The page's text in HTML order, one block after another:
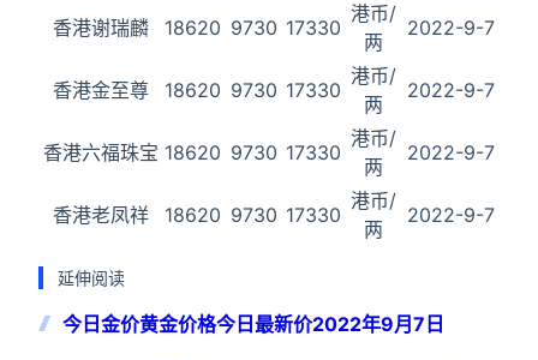
香港谢瑞麟 18620 9730 17330
港币/
两
2022-9-7
香港金至尊 18620 9730 17330
港币/
两
2022-9-7
香港六福珠宝 18620 9730 17330
港币/
两
2022-9-7
香港老凤祥 18620 9730 17330
港币/
两
2022-9-7
延伸阅读
今日金价黄金价格今日最新价2022年9月7日